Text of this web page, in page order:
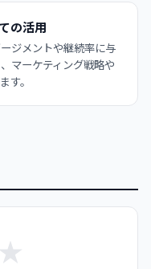
の活用
ジメントや継続率に与
マーケティング戦略や
す。
★